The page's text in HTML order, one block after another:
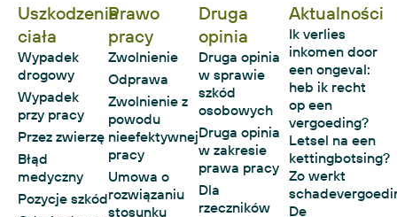
Uszkodzenia
ciała
Wypadek
drogowy
Wypadek
przy pracy
Przez zwierzę
Błąd
medyczny
Pozycje szkód
Prawo
pracy
Zwolnienie
Odprawa
Zwolnienie z
powodu
nieefektywnej
pracy
Umowa o
rozwiązaniu
stosunku
Druga
opinia
Druga opinia
w sprawie
szkód
osobowych
Druga opinia
w zakresie
prawa pracy
Dla
rzeczników
Aktualności
Ik verlies
inkomen door
een ongeval:
heb ik recht
op een
vergoeding?
Letsel na een
kettingbotsing?
Zo werkt
De